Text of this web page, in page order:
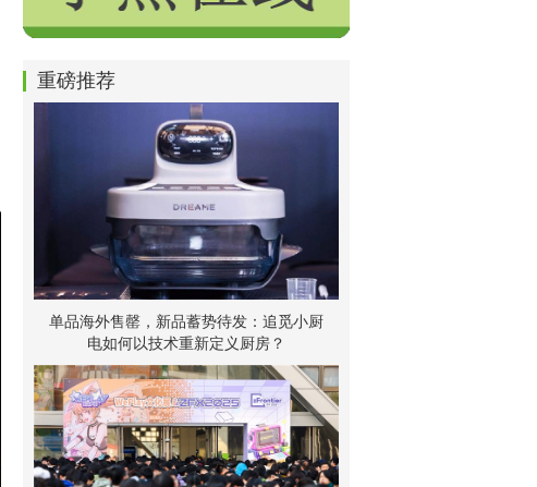
重磅推荐
单品海外售罄，新品蓄势待发：追觅小厨
电如何以技术重新定义厨房？